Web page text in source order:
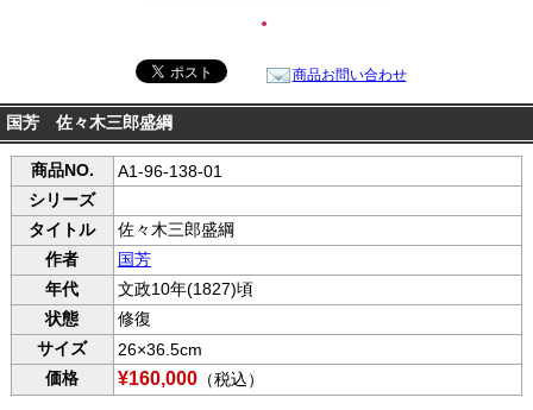
●
商品お問い合わせ
国芳 佐々木三郎盛綱
商品NO.
A1-96-138-01
シリーズ
タイトル
佐々木三郎盛綱
作者
国芳
年代
文政10年(1827)頃
状態
修復
サイズ
26×36.5cm
価格
¥160,000（税込）